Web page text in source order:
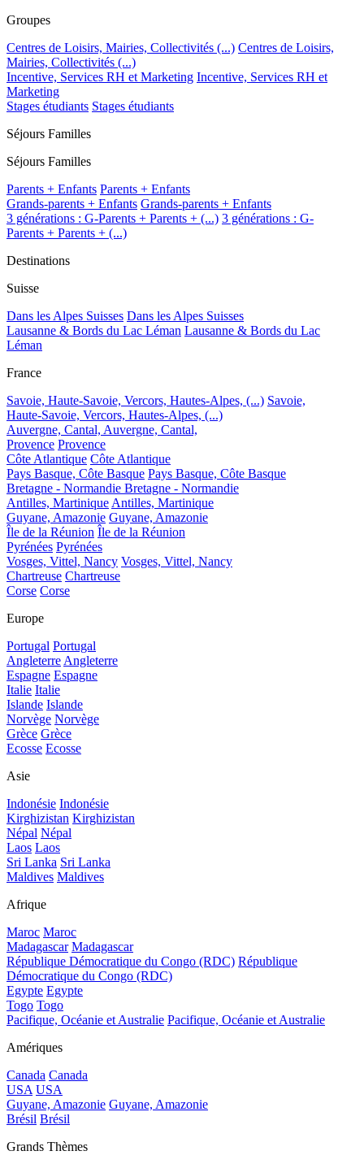
Groupes
Centres de Loisirs, Mairies, Collectivités (...) Centres de Loisirs,
Mairies, Collectivités (...)
Incentive, Services RH et Marketing Incentive, Services RH et
Marketing
Stages étudiants Stages étudiants
Séjours Familles
Séjours Familles
Parents + Enfants Parents + Enfants
Grands-parents + Enfants Grands-parents + Enfants
3 générations : G-Parents + Parents + (...) 3 générations : G-
Parents + Parents + (...)
Destinations
Suisse
Dans les Alpes Suisses Dans les Alpes Suisses
Lausanne & Bords du Lac Léman Lausanne & Bords du Lac
Léman
France
Savoie, Haute-Savoie, Vercors, Hautes-Alpes, (...) Savoie,
Haute-Savoie, Vercors, Hautes-Alpes, (...)
Auvergne, Cantal, Auvergne, Cantal,
Provence Provence
Côte Atlantique Côte Atlantique
Pays Basque, Côte Basque Pays Basque, Côte Basque
Bretagne - Normandie Bretagne - Normandie
Antilles, Martinique Antilles, Martinique
Guyane, Amazonie Guyane, Amazonie
Île de la Réunion Île de la Réunion
Pyrénées Pyrénées
Vosges, Vittel, Nancy Vosges, Vittel, Nancy
Chartreuse Chartreuse
Corse Corse
Europe
Portugal Portugal
Angleterre Angleterre
Espagne Espagne
Italie Italie
Islande Islande
Norvège Norvège
Grèce Grèce
Ecosse Ecosse
Asie
Indonésie Indonésie
Kirghizistan Kirghizistan
Népal Népal
Laos Laos
Sri Lanka Sri Lanka
Maldives Maldives
Afrique
Maroc Maroc
Madagascar Madagascar
République Démocratique du Congo (RDC) République
Démocratique du Congo (RDC)
Egypte Egypte
Togo Togo
Pacifique, Océanie et Australie Pacifique, Océanie et Australie
Amériques
Canada Canada
USA USA
Guyane, Amazonie Guyane, Amazonie
Brésil Brésil
Grands Thèmes